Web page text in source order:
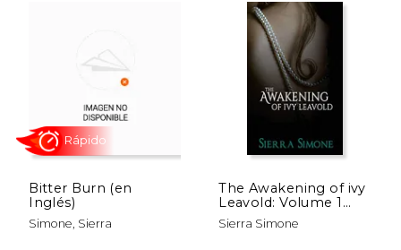
Bitter Burn (en
Inglés)
Simone, Sierra
The Awakening of ivy
Leavold: Volume 1
(Markham Hall) (en
Inglés)
Sierra Simone